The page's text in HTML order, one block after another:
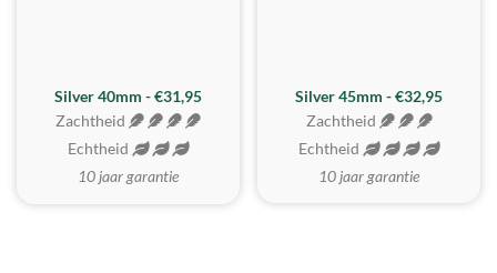
Silver 40mm - €31,95
Zachtheid
Echtheid
10 jaar garantie
MEEST GEKOZEN
Silver 45mm - €32,95
Zachtheid
Echtheid
10 jaar garantie